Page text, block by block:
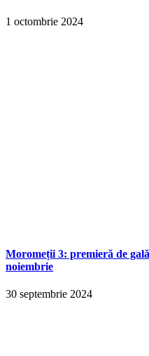
1 octombrie 2024
Moromeții 3: premieră de
noiembrie
30 septembrie 2024